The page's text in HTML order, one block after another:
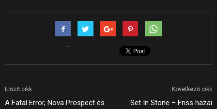
Előző cikk
A Fatal Error, Nova Prospect és
Következő cikk
Set In Stone – Friss hazai